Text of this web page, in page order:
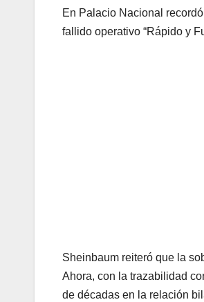
En Palacio Nacional
fallido operativo “Rápido y
Sheinbaum reiteró que la
Ahora, con la trazabilidad
de décadas en la relación